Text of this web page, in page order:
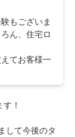
もございま
ん、住宅ロ
てお客様一
！
して今後のタ